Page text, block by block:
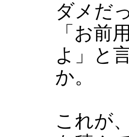
ダメだ
「お前
よ」と
か。
これが